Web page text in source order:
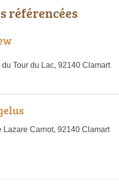
référencées
Tour du Lac, 92140 Clamart
Lazare Carnot, 92140 Clamart